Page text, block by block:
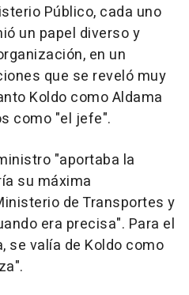
Público, cada uno
un papel diverso y
en un
que se reveló muy
Koldo como Aldama
como "el jefe".
"aportaba la
su máxima
de Transportes y
era precisa". Para el
se valía de Koldo como